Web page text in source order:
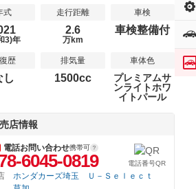
式
3)年
走行距離
2.6
万km
車検
車検整備付
歴
し
排気量
1500cc
車体色
プレミアムサ
ンライトホワ
イトパール
店情報
電話お問い合わせ携帯可
6045-0819 電話番号QR
ホンダカーズ埼玉 Ｕ－Ｓｅｌｅｃｔ